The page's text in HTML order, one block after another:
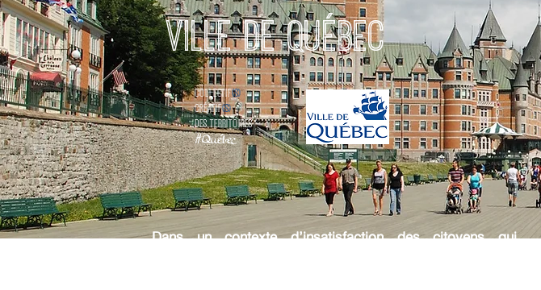
Ville de québec
COLLECTIF(s)
Créatif(s)
des territoires
#Québec
Dans un contexte d’insatisfaction des citoyens qui